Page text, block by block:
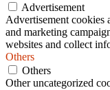
Advertisement
Advertisement cookies
and marketing
websites and collect
Others
Others
Other uncategorized